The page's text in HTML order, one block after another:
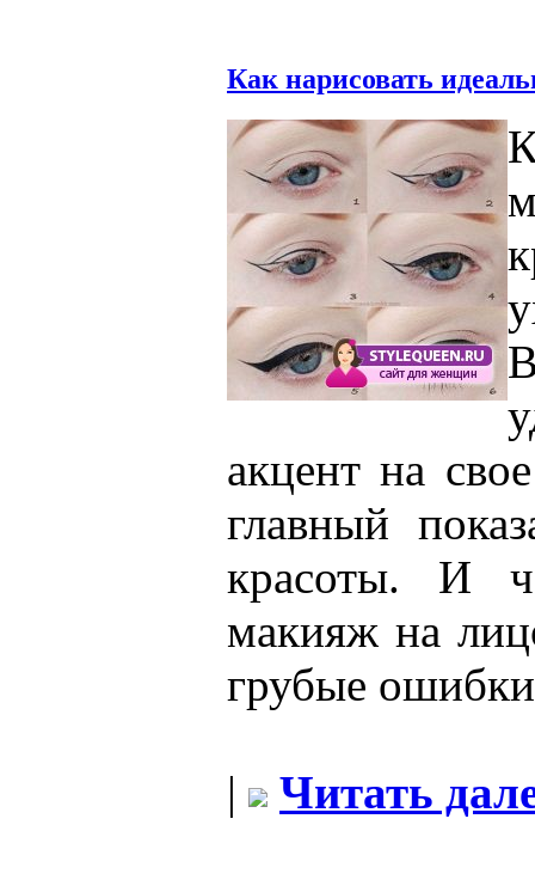
Как нарисовать
акцент на
главный
красоты. И
макияж на
грубые
| Читать